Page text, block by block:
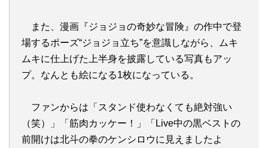
また、漫画『ジョジョの奇妙な冒険』の作中で登
場するポーズ“ジョジョ立ち”を意識しながら、ムキ
ムキに仕上げた上半身を披露している写真もアッ
プ。なんとも絵になる1枚になっている。
ファンからは「スタンド使わなくても絶対強い
（笑）」「筋肉カッケー！」「Live中の黒ベストの
前開けは北斗の拳のケンシロウに見えましたよ